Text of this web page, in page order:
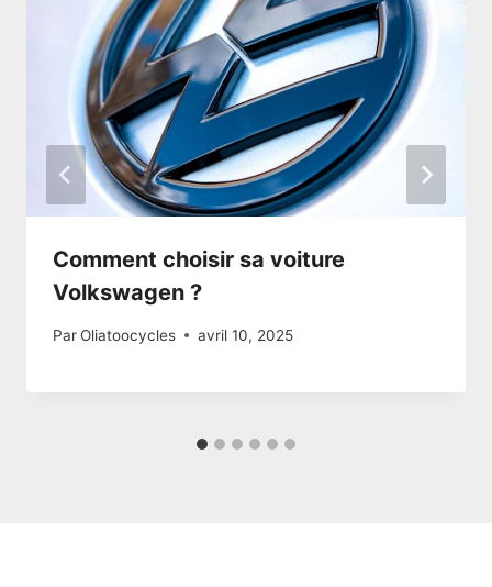
Comment choisir sa voiture
Volkswagen ?
ParOliatoocycles avril 10, 2025